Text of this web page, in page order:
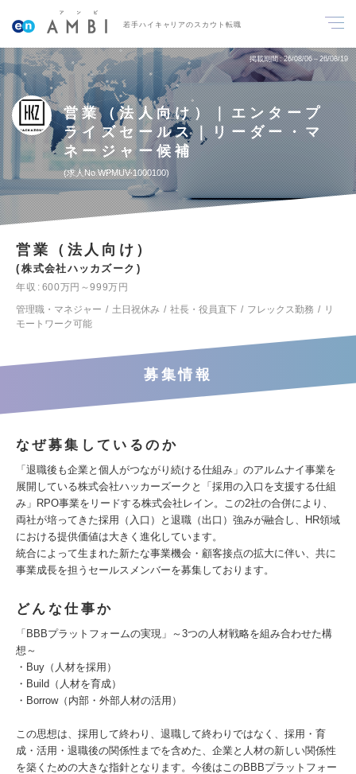
若手ハイキャリアのスカウト転職
掲載期間 26/08/06～26/08/19
営業（法人向け）｜エンタープ
ライズセールス｜リーダー・マ
ネージャー候補
求人No.WPMUV-1000100
営業（法人向け）
株式会社ハッカズーク
年収
600万円～999万円
管理職・マネジャー
土日祝休み 社長・役員直下 フレックス勤務
リ
モートワーク可能
募集情報
なぜ募集しているのか
「退職後も企業と個人がつながり続ける仕組み」のアルムナイ事業を
展開している株式会社ハッカーズークと「採用の入口を支援する仕組
み」RPO事業をリードする株式会社レイン。この2社の合併により、
両社が培ってきた採用（入口）と退職（出口）強みが融合し、HR領域
における提供価値は大きく進化しています。
統合によって生まれた新たな事業機会・顧客接点の拡大に伴い、共に
事業成長を担うセールスメンバーを募集しております。
どんな仕事か
「BBBプラットフォームの実現」～3つの人材戦略を組み合わせた構
想～
・Buy（人材を採用）
・Build（人材を育成）
・Borrow（内部・外部人材の活用）
この思想は、採用して終わり、退職して終わりではなく、採用・育
成・活用・退職後の関係性までを含めた、企業と人材の新しい関係性
を築くための大きな指針となります。今後はこのBBBプラットフォー